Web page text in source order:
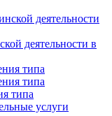
деятельности в
типа